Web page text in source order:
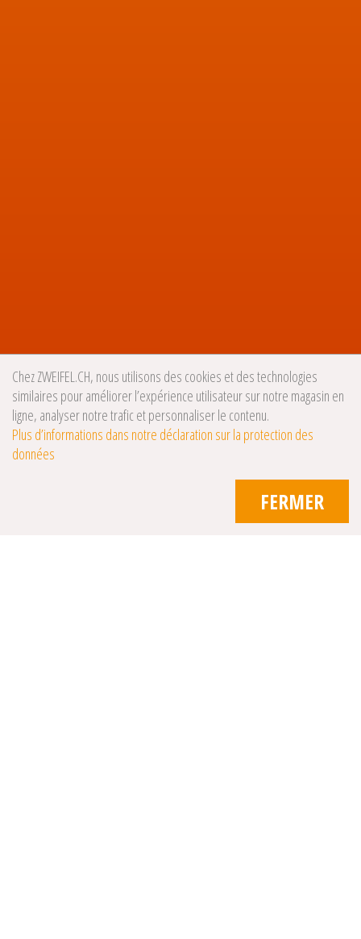
Chez ZWEIFEL.CH, nous utilisons des cookies et des technologies
similaires pour améliorer l’expérience utilisateur sur notre magasin en
ligne, analyser notre trafic et personnaliser le contenu.
Plus d’informations dans notre déclaration sur la protection des
données
FERMER